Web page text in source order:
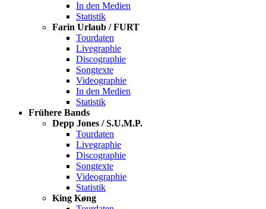
In den Medien
Statistik
Farin Urlaub / FURT
Tourdaten
Livegraphie
Discographie
Songtexte
Videographie
In den Medien
Statistik
Frühere Bands
Depp Jones / S.U.M.P.
Tourdaten
Livegraphie
Discographie
Songtexte
Videographie
Statistik
King Køng